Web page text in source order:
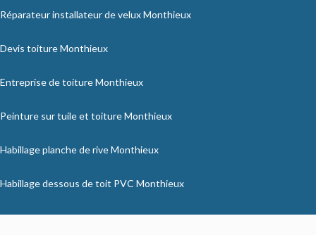
Réparateur installateur de velux Monthieux
Devis toiture Monthieux
Entreprise de toiture Monthieux
Peinture sur tuile et toiture Monthieux
Habillage planche de rive Monthieux
Habillage dessous de toit PVC Monthieux